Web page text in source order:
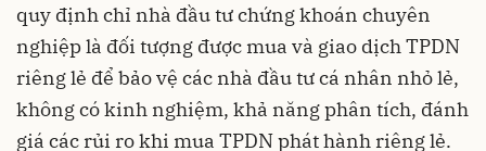
quy định chỉ nhà đầu tư chứng khoán chuyên
nghiệp là đối tượng được mua và giao dịch TPDN
riêng lẻ để bảo vệ các nhà đầu tư cá nhân nhỏ lẻ,
không có kinh nghiệm, khả năng phân tích, đánh
giá các rủi ro khi mua TPDN phát hành riêng lẻ.